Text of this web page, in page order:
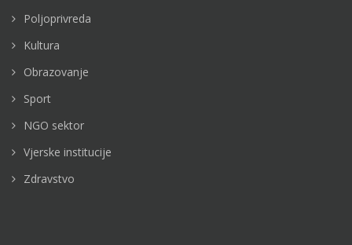
Poljoprivreda
Kultura
Obrazovanje
Sport
NGO sektor
Vjerske institucije
Zdravstvo